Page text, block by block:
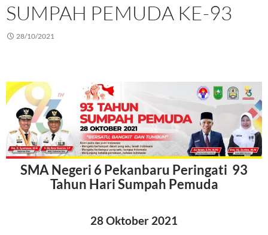
SUMPAH PEMUDA KE-93
28/10/2021
SMA Negeri 6 Pekanbaru Peringati 93
Tahun Hari Sumpah Pemuda
28 Oktober 2021